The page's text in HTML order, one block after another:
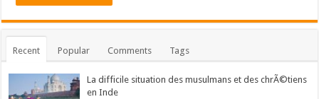
Recent Popular Comments Tags
La difficile situation des musulmans et des chrÃ©tiens
en Inde